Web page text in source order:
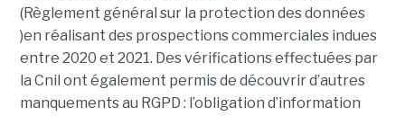
(Règlement général sur la protection des données
)en réalisant des prospections commerciales indues
entre 2020 et 2021. Des vérifications effectuées par
la Cnil ont également permis de découvrir d’autres
manquements au RGPD : l’obligation d’information